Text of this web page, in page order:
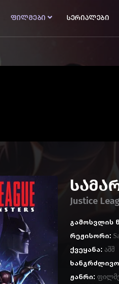
ფილმები სერიალები
Justice
გამოსვლის
რეჟისორი:
ქვეყანა: აშშ
ჟანრი: